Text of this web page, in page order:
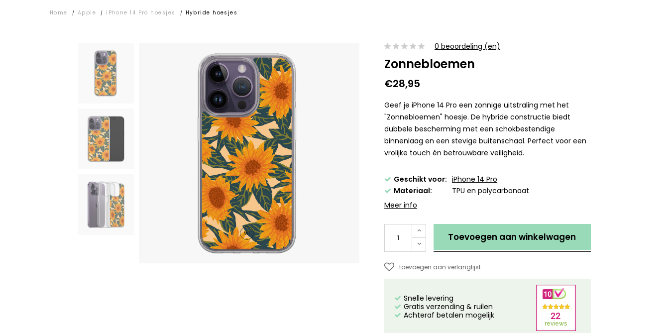
Home / Apple / iPhone 14 Pro hoesjes / Hybride hoesjes
0 beoordeling (en)
Zonnebloemen
€28,95
Geef je iPhone 14 Pro een zonnige uitstraling met het
"Zonnebloemen" hoesje. De hybride constructie biedt
dubbele bescherming met een schokbestendige
binnenlaag en een stevige buitenschaal. Perfect voor een
vrolijke touch én betrouwbare veiligheid.
Geschikt voor: iPhone 14 Pro
Materiaal:
TPU en polycarbonaat
Meer info
Toevoegen aan winkelwagen
toevoegen aan verlanglijst
Snelle levering
Gratis verzending & ruilen
Achteraf betalen mogelijk